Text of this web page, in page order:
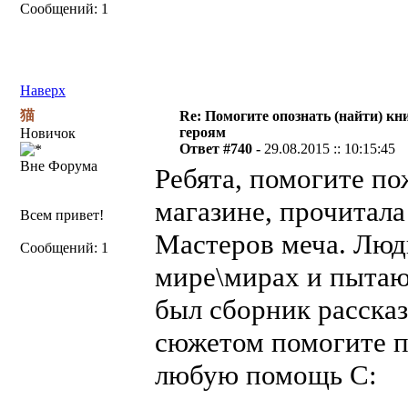
Сообщений: 1
Наверх
猫
Новичок
Вне Форума
Всем привет!
Сообщений: 1
Re: Помогите опознать (найти)
героям
Ответ #740 - 29.08.2015 :: 10:15:45
Ребята, помогите
магазине,
Мастеров меча.
мире\мирах и
был сборник
сюжетом помогите
любую помощь С: